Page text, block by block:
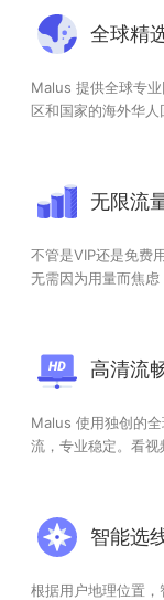
全球精
Malus 提供全球专
区和国家的海外华
无限流
不管是VIP还是免费
无需因为用量而焦虑
高清流
Malus 使用独创的
流，专业稳定。看
智能选
根据用户地理位置